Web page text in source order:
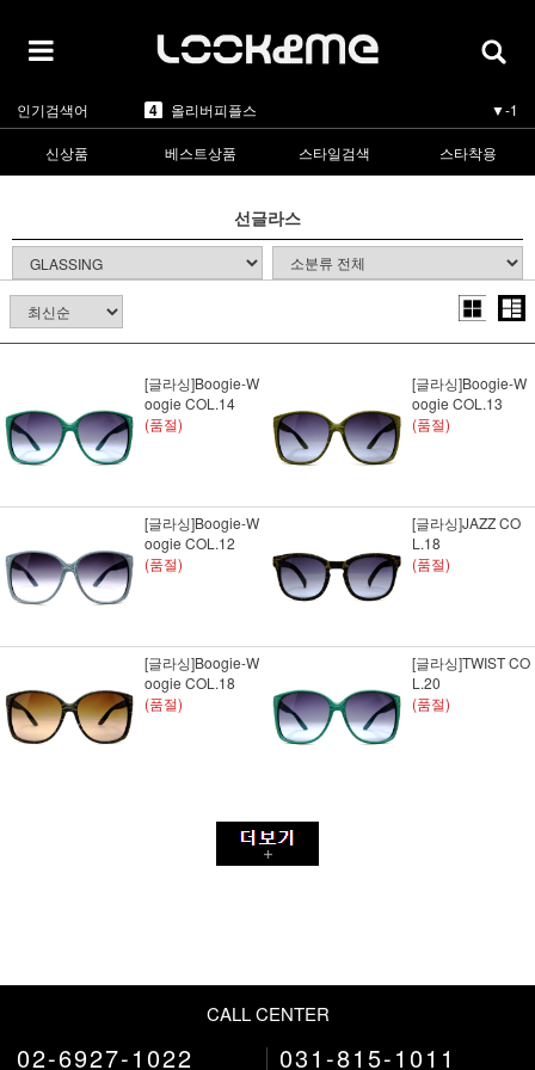
인기검색어
1 라피스센시블레 ▲5
마스카 ▲3
4 올리버피플스 ▼-1
5 카렌워커 ▼-1
라피스센시블레
신상품 베스트상품 스타일검색 스타착용
선글라스
[글라싱]Boogie-W
oogie COL.14
(품절)
[글라싱]Boogie-W
oogie COL.13
(품절)
[글라싱]Boogie-W
oogie COL.12
(품절)
[글라싱]JAZZ CO
L.18
(품절)
[글라싱]Boogie-W
oogie COL.18
(품절)
[글라싱]TWIST CO
L.20
(품절)
CALL CENTER
02-6927-1022 031-815-1011